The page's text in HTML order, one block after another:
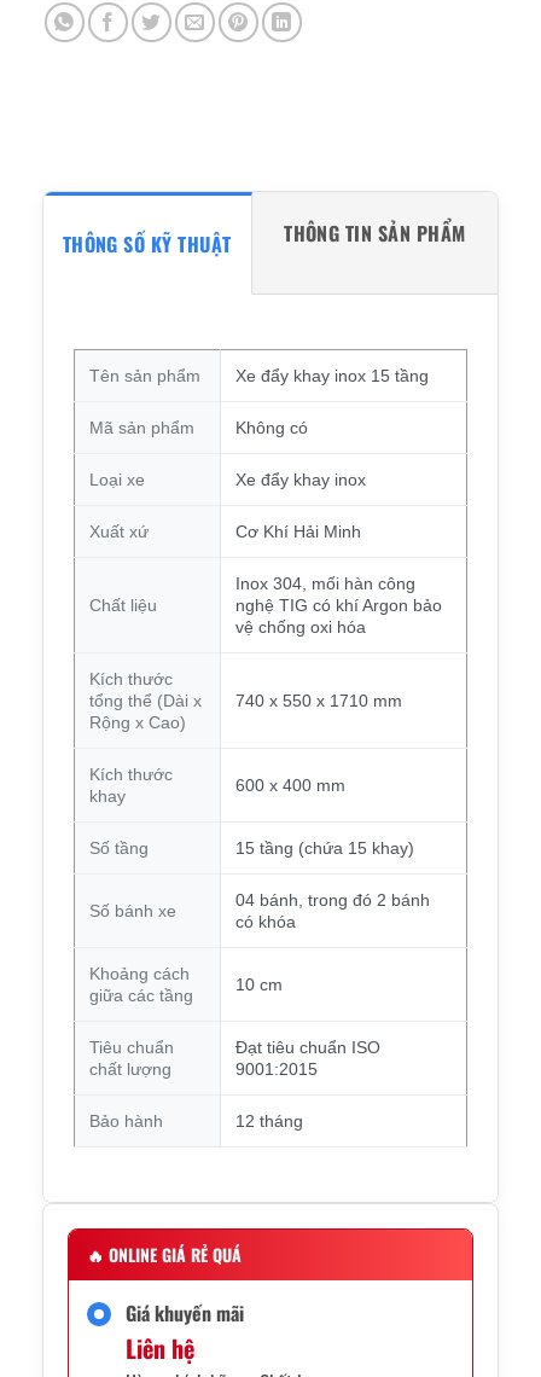
THÔNG SỐ KỸ THUẬT THÔNG TIN SẢN PHẨM
Tên sản phẩm Xe đẩy khay inox 15 tầng
Mã sản phẩm Không có
Loại xe Xe đẩy khay inox
Xuất xứ Cơ Khí Hải Minh
Chất liệu
Inox 304, mối hàn công
nghệ TIG có khí Argon bảo
vệ chống oxi hóa
Kích thước
tổng thể (Dài x
Rộng x Cao)
740 x 550 x 1710 mm
Kích thước
khay
600 x 400 mm
Số tầng 15 tầng (chứa 15 khay)
Số bánh xe
04 bánh, trong đó 2 bánh
có khóa
Khoảng cách
giữa các tầng
10 cm
Tiêu chuẩn
chất lượng
Đạt tiêu chuẩn ISO
9001:2015
Bảo hành 12 tháng
🔥 ONLINE GIÁ RẺ QUÁ
Giá khuyến mãi
Liên hệ